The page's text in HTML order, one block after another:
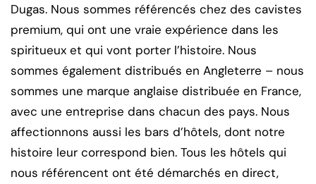
Dugas. Nous sommes référencés chez des cavistes
premium, qui ont une vraie expérience dans les
spiritueux et qui vont porter l’histoire. Nous
sommes également distribués en Angleterre – nous
sommes une marque anglaise distribuée en France,
avec une entreprise dans chacun des pays. Nous
affectionnons aussi les bars d’hôtels, dont notre
histoire leur correspond bien. Tous les hôtels qui
nous référencent ont été démarchés en direct,